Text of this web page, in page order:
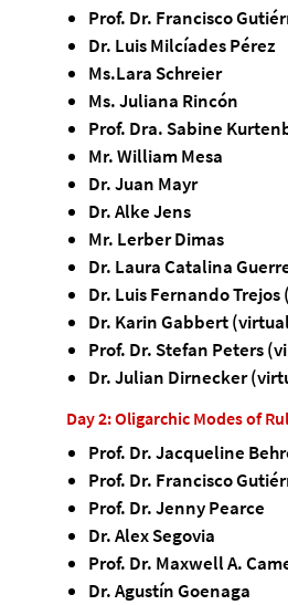
Prof. Dr. Francisco
Dr. Luis Milcíades Pérez
Ms.Lara Schreier
Ms. Juliana Rincón
Prof. Dra. Sabine
Mr. William Mesa
Dr. Juan Mayr
Dr. Alke Jens
Mr. Lerber Dimas
Dr. Laura Catalina
Dr. Luis Fernando
Dr. Karin Gabbert
Prof. Dr. Stefan Peters
Dr. Julian Dirnecker
Day 2: Oligarchic Modes of
Prof. Dr. Jacqueline
Prof. Dr. Francisco
Prof. Dr. Jenny Pearce
Dr. Alex Segovia
Prof. Dr. Maxwell A.
Dr. Agustín Goenaga